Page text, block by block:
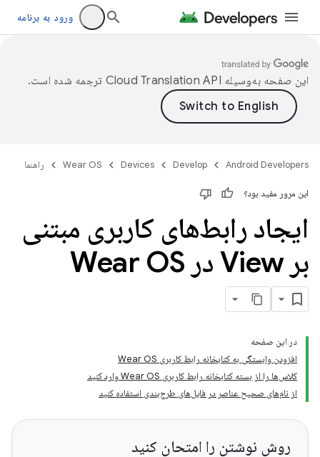
ورود به برنامه
این صفحه به‌وسیله ترجمه شده است.
Android Developers
Develop
Devices
Wear OS راهنما
این مرور مفید بود؟
ایجاد رابط‌های کاربری مبتنی
بر View در Wear OS
در این صفحه
افزودن وابستگی به کتابخانه رابط کاربری Wear OS
کلاس‌ها را از بسته کتابخانه رابط کاربری Wear OS وارد کنید
از نام‌های صحیح عناصر در فایل‌های طرح‌بندی استفاده کنید
روش نوشتن را امتحان کنید